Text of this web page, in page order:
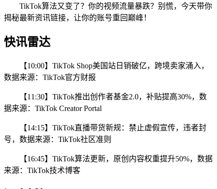
TikTok算法又变了？你的视频流量暴跌？别慌，今天带你
揭秘最新资讯链接，让你的账号重回巅峰！
快讯雷达
【10:00】TikTok Shop美国站日销破亿，跨境卖家涌入，
数据来源：TikTok官方财报
【11:30】TikTok推出创作者基金2.0，补贴提高30%，数
据来源：TikTok Creator Portal
【14:15】TikTok直播带货新规：禁止虚假宣传，违者封
号，数据来源：TikTok社区准则
【16:45】TikTok算法更新，原创内容权重提升50%，数据
来源：TikTok技术博客